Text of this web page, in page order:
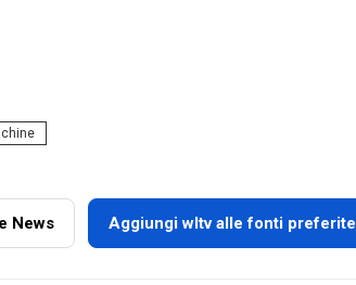
News Aggiungi wltv alle fonti preferite